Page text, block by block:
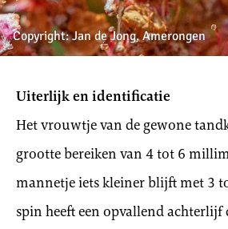
Copyright: Jan de Jong, Amerongen
Uiterlijk en identificatie
Het vrouwtje van de gewone
grootte bereiken van 4 tot 6
mannetje iets kleiner blijft met 3
spin heeft een opvallend